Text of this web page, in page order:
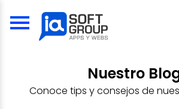
Nuestro
Conoce tips y consejos de